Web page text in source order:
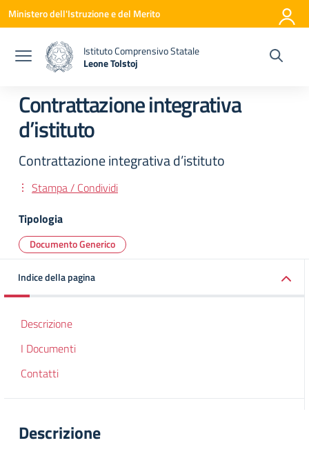
Vai ai contenuti
Vai al menu di navigazione
Vai al footer
Ministero dell'Istruzione e del Merito
Istituto Comprensivo Statale
Leone Tolstoj
Contrattazione integrativa
d’istituto
Contrattazione integrativa d’istituto
Stampa / Condividi
Tipologia
Documento Generico
Indice della pagina
Descrizione
I Documenti
Contatti
Descrizione